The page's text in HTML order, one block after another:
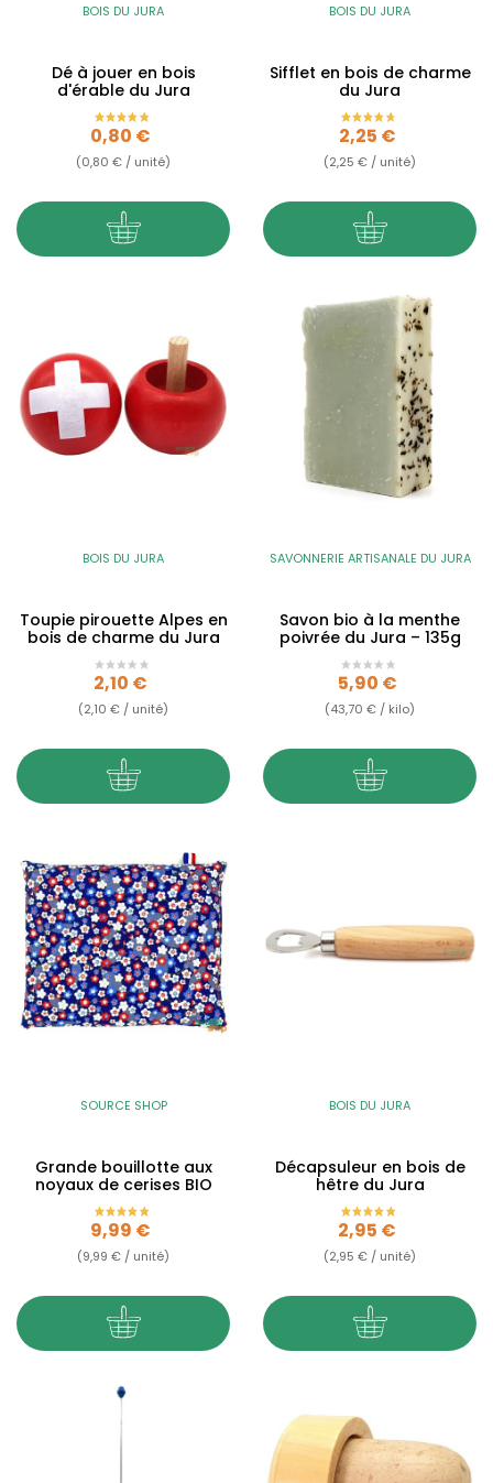
BOIS DU JURA
Dé à jouer en bois
d'érable du Jura
Prix
0,80 €
(0,80 € / unité)
BOIS DU JURA
Sifflet en bois de charme
du Jura
Prix
2,25 €
(2,25 € / unité)
BOIS DU JURA
Toupie pirouette Alpes en
bois de charme du Jura
Prix
2,10 €
(2,10 € / unité)
SAVONNERIE ARTISANALE DU JURA
Savon bio à la menthe
poivrée du Jura – 135g
Prix
5,90 €
(43,70 € / kilo)
SOURCE SHOP
Grande bouillotte aux
noyaux de cerises BIO
Prix
9,99 €
(9,99 € / unité)
BOIS DU JURA
Décapsuleur en bois de
hêtre du Jura
Prix
2,95 €
(2,95 € / unité)